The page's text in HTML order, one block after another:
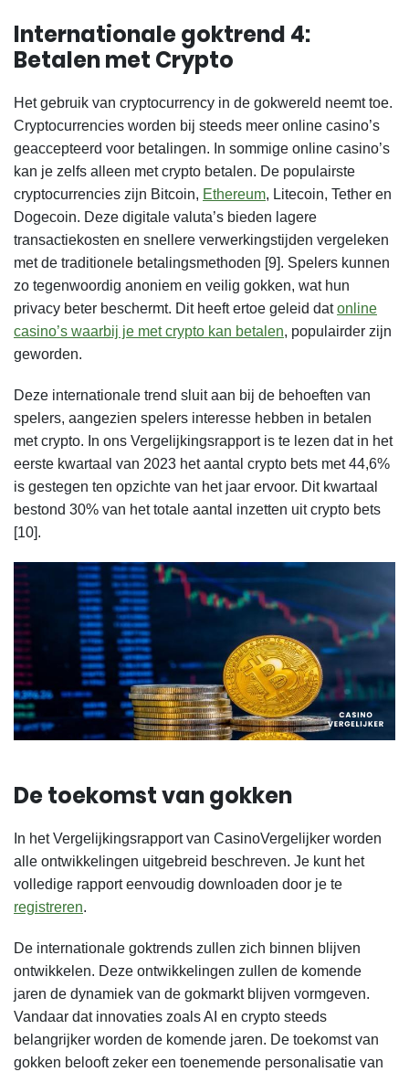
Internationale goktrend 4:
Betalen met Crypto
Het gebruik van cryptocurrency in de gokwereld neemt toe.
Cryptocurrencies worden bij steeds meer online casino’s
geaccepteerd voor betalingen. In sommige online casino’s
kan je zelfs alleen met crypto betalen. De populairste
cryptocurrencies zijn Bitcoin, Ethereum, Litecoin, Tether en
Dogecoin. Deze digitale valuta’s bieden lagere
transactiekosten en snellere verwerkingstijden vergeleken
met de traditionele betalingsmethoden [9]. Spelers kunnen
zo tegenwoordig anoniem en veilig gokken, wat hun
privacy beter beschermt. Dit heeft ertoe geleid datonline
casino’s waarbij je met crypto kan betalen, populairder zijn
geworden.
Deze internationale trend sluit aan bij de behoeften van
spelers, aangezien spelers interesse hebben in betalen
met crypto. In ons Vergelijkingsrapport is te lezen dat in het
eerste kwartaal van 2023 het aantal crypto bets met 44,6%
is gestegen ten opzichte van het jaar ervoor. Dit kwartaal
bestond 30% van het totale aantal inzetten uit crypto bets
[10].
De toekomst van gokken
In het Vergelijkingsrapport van CasinoVergelijker worden
alle ontwikkelingen uitgebreid beschreven. Je kunt het
volledige rapport eenvoudig downloaden door je te
registreren.
De internationale goktrends zullen zich binnen blijven
ontwikkelen. Deze ontwikkelingen zullen de komende
jaren de dynamiek van de gokmarkt blijven vormgeven.
Vandaar dat innovaties zoals AI en crypto steeds
belangrijker worden de komende jaren. De toekomst van
gokken belooft zeker een toenemende personalisatie van